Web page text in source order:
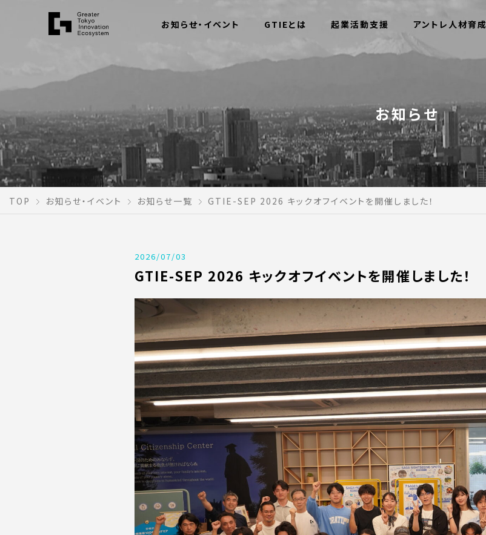
お知らせ・イベント GTIEとは 起業活動支援 アントレ人材育成
お知らせ
TOP お知らせ・イベント お知らせ一覧 GTIE-SEP 2026 キックオフイベントを開催しました！
2026/07/03
GTIE-SEP 2026 キックオフイベントを開催しました！